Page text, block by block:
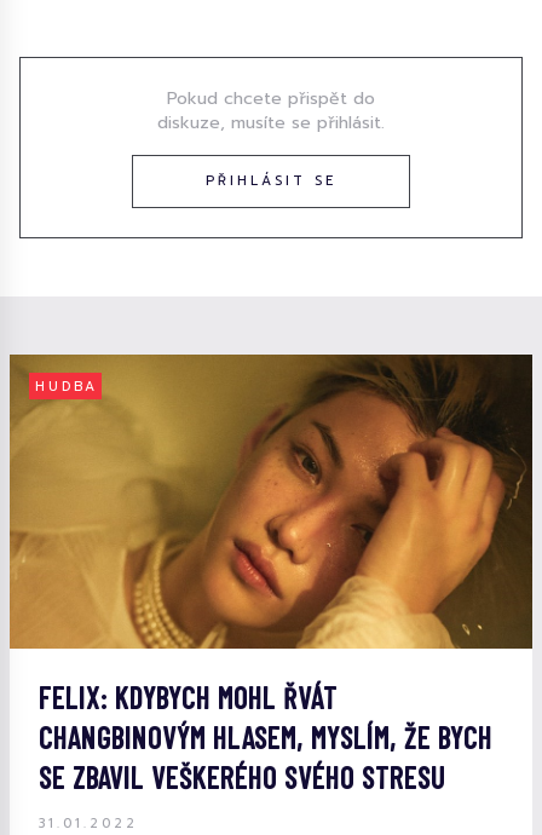
Pokud chcete přispět do
diskuze, musíte se přihlásit.
PŘIHLÁSIT SE
HUDBA
FELIX: KDYBYCH MOHL ŘVÁT
CHANGBINOVÝM HLASEM, MYSLÍM, ŽE BYCH
SE ZBAVIL VEŠKERÉHO SVÉHO STRESU
31.01.2022